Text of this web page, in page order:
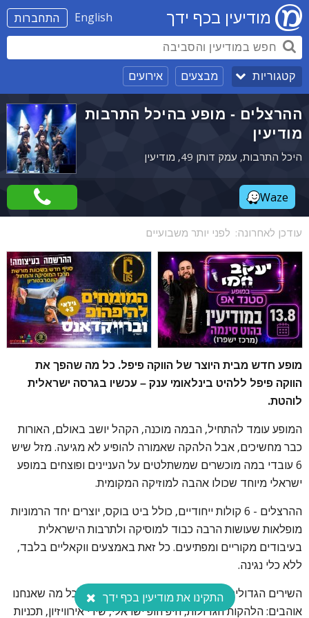
התחברות English מודיעין בכף ידך
קטגוריות מבצעים אירועים
ההרצלים - מופע בהיכל התרבות
מודיעין
היכל התרבות, עמק דותן 49, מודיעין
Waze
עודכן לאחרונה: לפני יותר משבועיים
מופע חדש מבית היוצר של הווקה פיפל. כל מה שהפך את
הווקה פיפל ללהיט בינלאומי ענק – עכשיו בגרסה ישראלית
לוהטת.
המופע עומד להתחיל, הבמה מוכנה, הקהל יושב באולם, האורות
כבר מחשיכים, אבל הלהקה שאמורה להופיע לא מגיעה. מזל שיש
6 עובדי במה מוכשרים שמשתלטים על העניינים ופוצחים במופע
ישראלי מיוחד שכולו אהבה למוזיקה המקומית.
ההרצלים - 6 קולות ייחודיים, כולל ביט בוקס, יוצרים יחד הרמוניות
מופלאות שעושות הרבה כבוד למוסיקה ולתרבות הישראלית
בעיבודים מקוריים ומפתיעים. כל זאת באמצעים ווקאליים בלבד,
ללא כלי נגינה.
השירים הגדולים משולבים במחרוזות שמצדיעות לכל מה שאנחנו
אוהבים: הלהקות הגדולות, היפ הופ ישראלי, שירי אירוויזיון, תכניות
התקינו את מודיעין בכף ידך